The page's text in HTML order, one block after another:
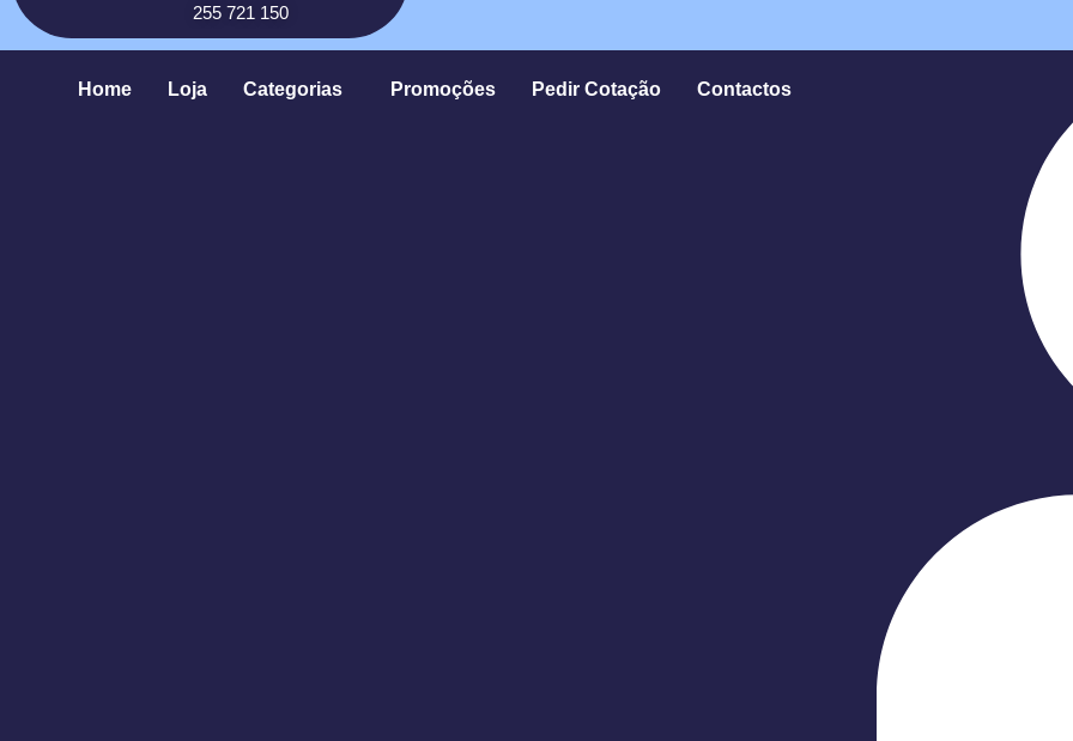
255 721 150
Home Loja Categorias Promoções Pedir Cotação Contactos